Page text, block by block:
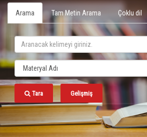
Arama Tam Metin Arama Çoklu dil
Tara Gelişmiş